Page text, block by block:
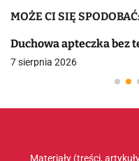
MOŻE CI SIĘ SPODOBAĆ:
Duchowa apteczka bez
7 sierpnia 2026
Materiały (treści,